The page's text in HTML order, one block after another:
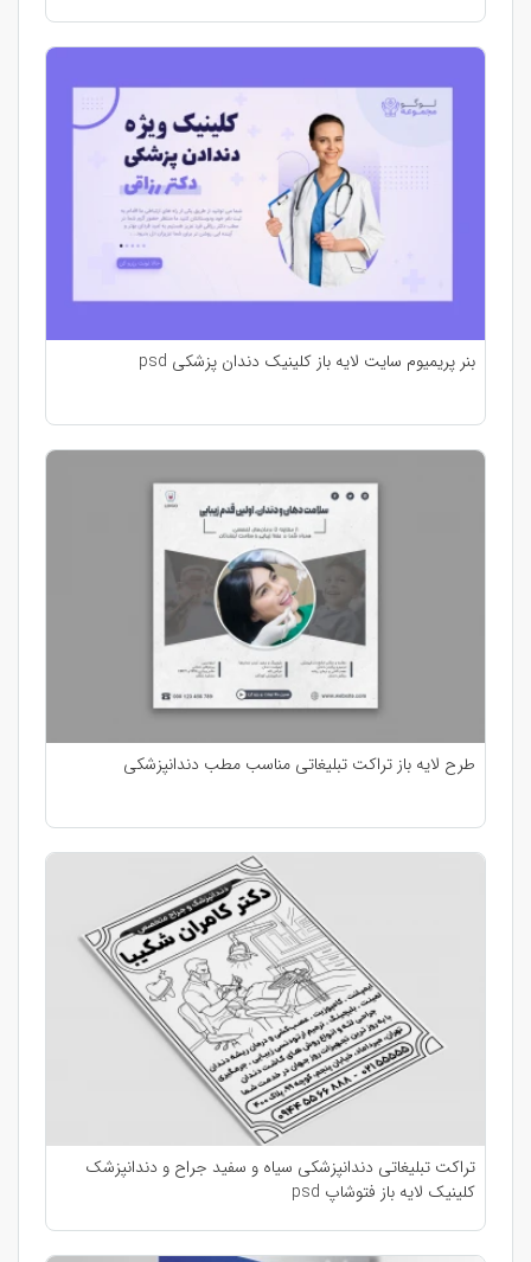
بنر پریمیوم سایت لایه باز کلینیک دندان پزشکی psd
طرح لایه باز تراکت تبلیغاتی مناسب مطب دندانپزشکی
تراکت تبلیغاتی دندانپزشکی سیاه و سفید جراح و دندانپزشک
کلینیک لایه باز فتوشاپ psd